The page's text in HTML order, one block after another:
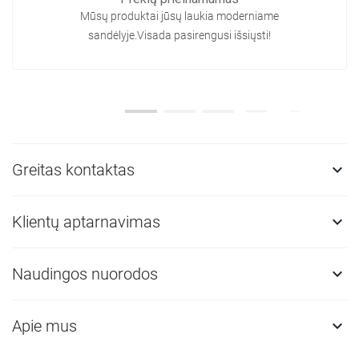
Mūsų produktai jūsų laukia moderniame
sandėlyje.Visada pasirengusi išsiųsti!
Greitas kontaktas 
Klientų aptarnavimas 
Naudingos nuorodos 
Apie mus 